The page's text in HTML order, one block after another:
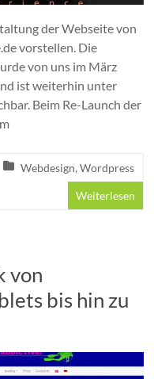
der Webseite von
vorstellen. Die
von uns im März
ist weiterhin unter
Beim Re-Launch der
Webdesign,Wordpress
Weiterlesen
von
bis hin zu